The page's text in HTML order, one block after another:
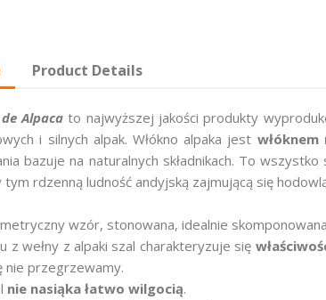
Product Details
Alpacato najwyższej jakości produkty
i silnych alpak. Włókno alpaka jest
bazuje na naturalnych składnikach. To
rdzenną ludność andyjską zajmującą się
wzór, stonowana, idealnie
z wełny z alpaki szal charakteryzuje się
nie przegrzewamy.
nie nasiąka łatwo wilgocią.